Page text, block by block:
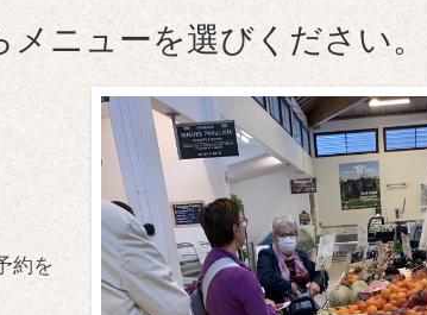
ニューを選びください。
約を